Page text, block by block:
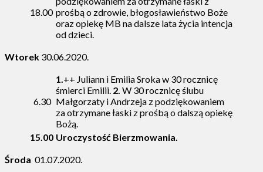
18.00 prośbą o zdrowie, błogosławieństwo Boże
oraz opiekę MB na dalsze lata życia intencja
od dzieci.
Wtorek 30.06.2020.
6.30
1.++ Juliann i Emilia Sroka w 30 rocznicę
śmierci Emilii. 2. W 30 rocznicę ślubu
Małgorzaty i Andrzeja z podziękowaniem
za otrzymane łaski z prośbą o dalszą opiekę
Bożą.
15.00 Uroczystość Bierzmowania.
Środa 01.07.2020.